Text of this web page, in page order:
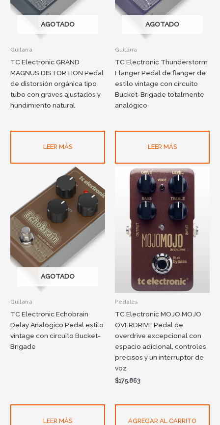
AGOTADO
Guitarra
TC Electronic GRAND
MAGNUS DISTORTION Pedal
de distorsión orgánica tipo
tubo con graves ajustados y
hundimiento natural
LEER MÁS
AGOTADO
Guitarra
TC Electronic Thunderstorm
Flanger Pedal de flanger de
estilo vintage con circuito
Bucket-Brigade totalmente
analógico
LEER MÁS
AGOTADO
Guitarra
TC Electronic Echobrain
Delay Analogico Pedal estilo
vintage con circuito Bucket-
Brigade
LEER MÁS
Pedales
TC Electronic MOJO MOJO
OVERDRIVE Pedal de
overdrive excepcional con
espacio adicional, controles
precisos y un interruptor de
voz
$175.863
AGREGAR AL CARRITO